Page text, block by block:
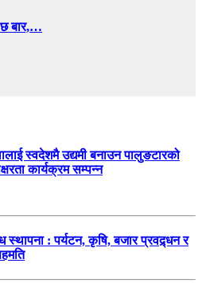
छ बार,…
स्वदेशमै उद्यमी बनाउन पालुङटारको
कार्यक्रम सम्पन्न
स्थापना : पर्यटन, कृषि, बजार प्रवद्र्धन र